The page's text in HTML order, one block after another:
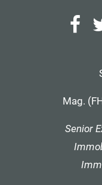
Mag.
Senior